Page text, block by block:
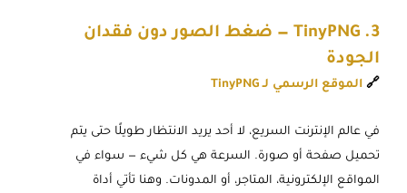
3. TinyPNG — ضغط الصور دون فقدان
الجودة
🔗 الموقع الرسمي لـ TinyPNG
في عالم الإنترنت السريع، لا أحد يريد الانتظار طويلًا حتى يتم
تحميل صفحة أو صورة. السرعة هي كل شيء — سواء في
المواقع الإلكترونية، المتاجر، أو المدونات. وهنا تأتي أداة